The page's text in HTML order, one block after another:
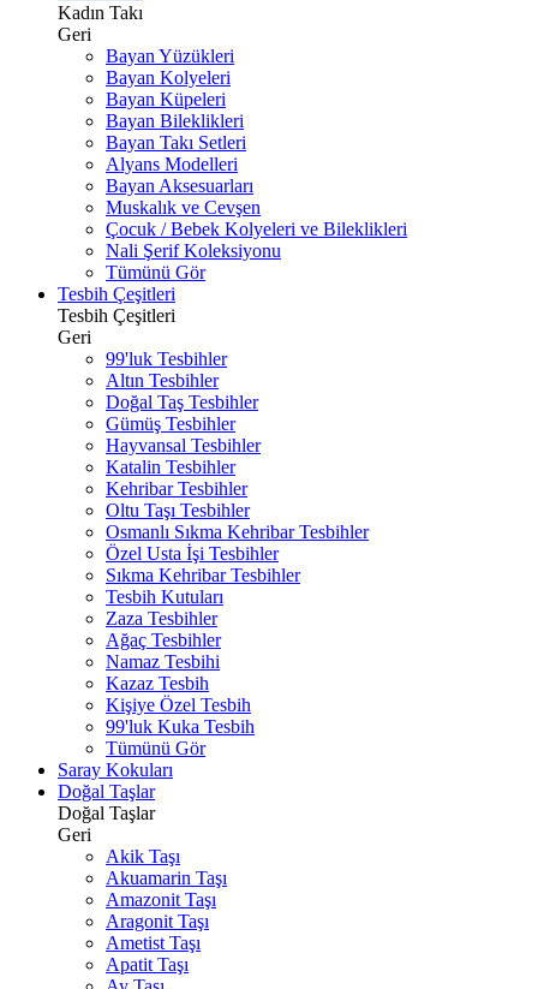
Kadın Takı
Geri
Bayan Yüzükleri
Bayan Kolyeleri
Bayan Küpeleri
Bayan Bileklikleri
Bayan Takı Setleri
Alyans Modelleri
Bayan Aksesuarları
Muskalık ve Cevşen
Çocuk / Bebek Kolyeleri ve Bileklikleri
Nali Şerif Koleksiyonu
Tümünü Gör
Tesbih Çeşitleri
Tesbih Çeşitleri
Geri
99'luk Tesbihler
Altın Tesbihler
Doğal Taş Tesbihler
Gümüş Tesbihler
Hayvansal Tesbihler
Katalin Tesbihler
Kehribar Tesbihler
Oltu Taşı Tesbihler
Osmanlı Sıkma Kehribar Tesbihler
Özel Usta İşi Tesbihler
Sıkma Kehribar Tesbihler
Tesbih Kutuları
Zaza Tesbihler
Ağaç Tesbihler
Namaz Tesbihi
Kazaz Tesbih
Kişiye Özel Tesbih
99'luk Kuka Tesbih
Tümünü Gör
Saray Kokuları
Doğal Taşlar
Doğal Taşlar
Geri
Akik Taşı
Akuamarin Taşı
Amazonit Taşı
Aragonit Taşı
Ametist Taşı
Apatit Taşı